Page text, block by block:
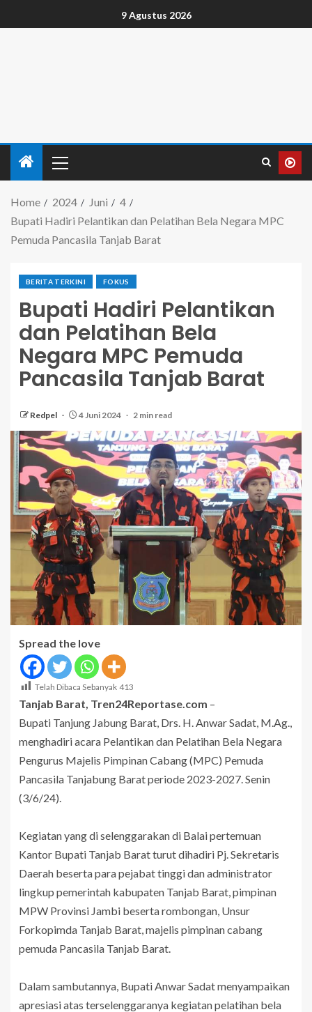
9 Agustus 2026
Home 2024 Juni
4
Bupati Hadiri Pelantikan dan Pelatihan Bela Negara MPC
Pemuda Pancasila Tanjab Barat
BERITA TERKINI FOKUS
Bupati Hadiri Pelantikan
dan Pelatihan Bela
Negara MPC Pemuda
Pancasila Tanjab Barat
Redpel 4 Juni 2024 2 min read
Spread the love
Telah Dibaca Sebanyak 413
Tanjab Barat, Tren24Reportase.com –
Bupati Tanjung Jabung Barat, Drs. H. Anwar Sadat, M.Ag.,
menghadiri acara Pelantikan dan Pelatihan Bela Negara
Pengurus Majelis Pimpinan Cabang (MPC) Pemuda
Pancasila Tanjabung Barat periode 2023-2027. Senin
(3/6/24).
Kegiatan yang di selenggarakan di Balai pertemuan
Kantor Bupati Tanjab Barat turut dihadiri Pj. Sekretaris
Daerah beserta para pejabat tinggi dan administrator
lingkup pemerintah kabupaten Tanjab Barat, pimpinan
MPW Provinsi Jambi beserta rombongan, Unsur
Forkopimda Tanjab Barat, majelis pimpinan cabang
pemuda Pancasila Tanjab Barat.
Dalam sambutannya, Bupati Anwar Sadat menyampaikan
apresiasi atas terselenggaranya kegiatan pelatihan bela